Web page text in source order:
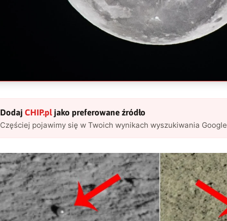
Dodaj CHIP.pljako preferowane źródło
Częściej pojawimy się w Twoich wynikach wyszukiwania Google